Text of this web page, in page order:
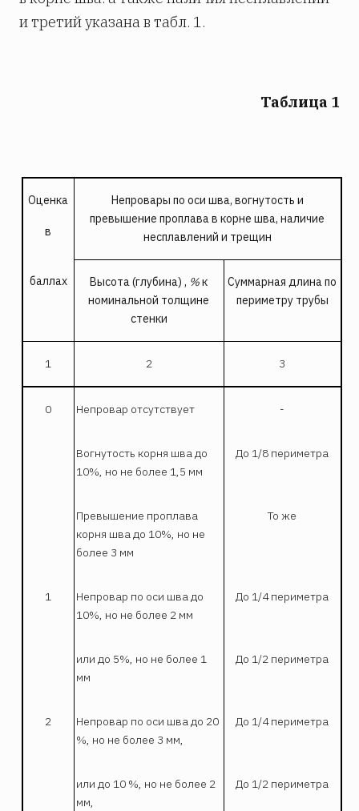
и третий указана в табл. 1.
Таблица 1
Оценка
в
Непровары по оси шва, вогнутость и
превышение проплава в корне шва, наличие
несплавлений и трещин
баллах Высота (глубина) , %к
номинальной толщине
стенки
Суммарная длина по
периметру трубы
1 2 3
0 Непровар отсутствует -
Вогнутость корня шва до
10%, но не более 1,5 мм
До 1/8 периметра
Превышение проплава
корня шва до 10%, но не
более 3 мм
То же
1
Непровар по оси шва до
10%, но не более 2 мм
До 1/4 периметра
или до 5%, но не более 1
мм
До 1/2 периметра
2
Непровар по оси шва до 20
%, но не более 3 мм,
До 1/4 периметра
или до 10 %, но не более 2
мм,
До 1/2 периметра